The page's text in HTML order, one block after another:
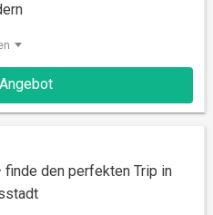
den perfekten Trip in